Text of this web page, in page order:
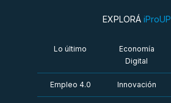
EXPLORÁ iProUP
Lo último
Economía
Digital
Empleo 4.0 Innovación